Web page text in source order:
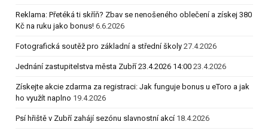
Reklama: Přetéká ti skříň? Zbav se nenošeného oblečení a získej 380
Kč na ruku jako bonus! 6.6.2026
Fotografická soutěž pro základní a střední školy 27.4.2026
Jednání zastupitelstva města Zubří 23.4.2026 14:00 23.4.2026
Získejte akcie zdarma za registraci: Jak funguje bonus u eToro a jak
ho využít naplno 19.4.2026
Psí hřiště v Zubří zahájí sezónu slavnostní akcí 18.4.2026